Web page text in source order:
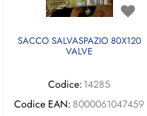
SACCO SALVASPAZIO 80X120
VALVE
Codice: 14285
Codice EAN: 8000061047459